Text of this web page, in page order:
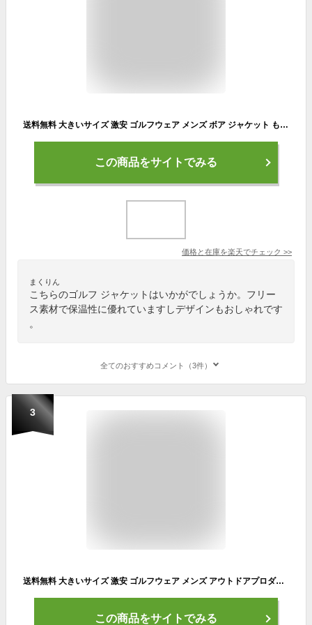
送料無料 大きいサイズ 激安 ゴルフウェア メンズ ボア ジャケット もこもこ 防寒 あったか フリース ポケット付き フード スタンド ブルゾン パーカー ジップアップ 厚手 暖かい アウター ボアフリース シープボア アウトドア モコモコ ワークマン プラス
この商品をサイトでみる
価格と在庫を楽天でチェック >>
まくりん
こちらのゴルフ ジャケットはいかがでしょうか。フリー
ス素材で保温性に優れていますしデザインもおしゃれです
。
全てのおすすめコメント（3件）
3
送料無料 大きいサイズ 激安 ゴルフウェア メンズ アウトドアプロダクツ(OUTDOOR PRODUCTS) チノパンツ ストレッチ ノータック テーパードパンツ チノパン ワークパンツ トラウザーパンツ シンプル ノータックパンツ 伸縮 ストリート系 ワークマン プラス
この商品をサイトでみる